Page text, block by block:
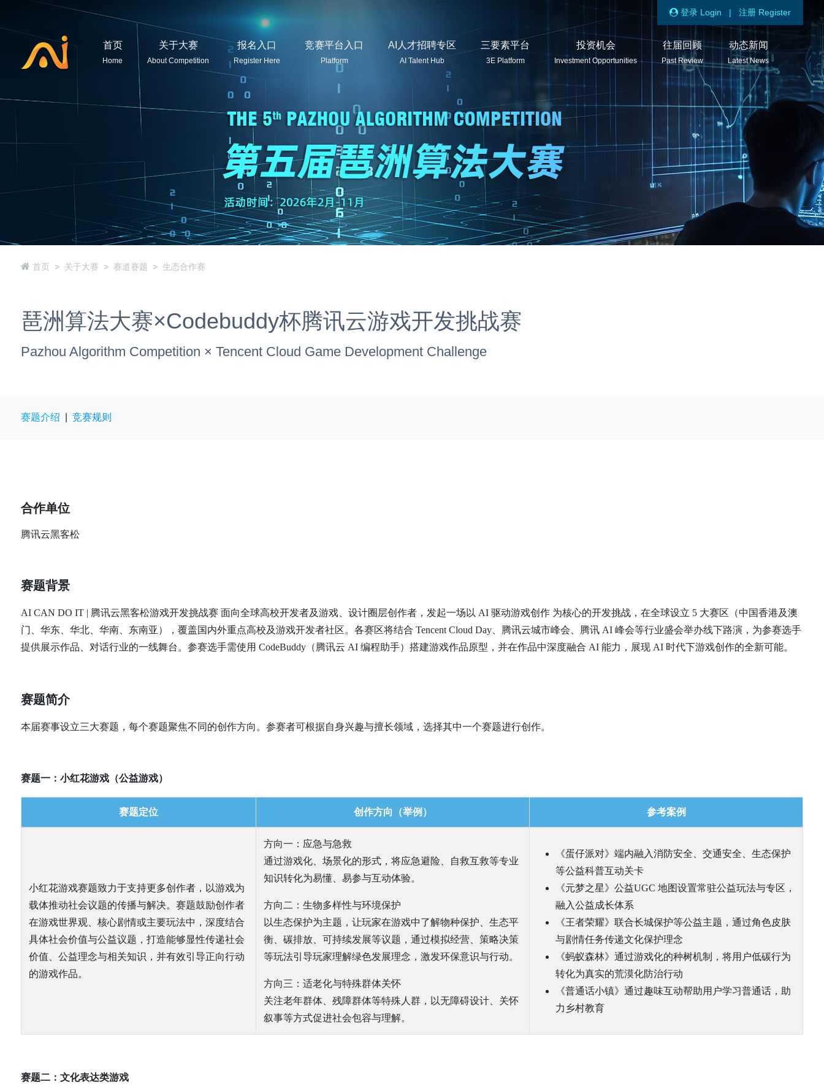
登录 Login | 注册 Register
首页
Home
关于大赛
About Competition
报名入口
Register Here
竞赛平台入口
Platform
AI人才招聘专区
AI Talent Hub
三要素平台
3E Platform
投资机会
Investment Opportunities
往届回顾
Past Review
动态新闻
Latest News
首页 关于大赛 赛道赛题 生态合作赛
琶洲算法大赛×Codebuddy杯腾讯云游戏开发挑战赛
Pazhou Algorithm Competition × Tencent Cloud Game Development Challenge
赛题介绍 竞赛规则
合作单位
腾讯云黑客松
赛题背景
AI CAN DO IT | 腾讯云黑客松游戏开发挑战赛 面向全球高校开发者及游戏、设计圈层创作者，发起一场以 AI 驱动游戏创作 为核心的开发挑战，在全球设立 5 大赛区（中国香港及澳
门、华东、华北、华南、东南亚），覆盖国内外重点高校及游戏开发者社区。各赛区将结合 Tencent Cloud Day、腾讯云城市峰会、腾讯 AI 峰会等行业盛会举办线下路演，为参赛选手
提供展示作品、对话行业的一线舞台。参赛选手需使用 CodeBuddy（腾讯云 AI 编程助手）搭建游戏作品原型，并在作品中深度融合 AI 能力，展现 AI 时代下游戏创作的全新可能。
赛题简介
本届赛事设立三大赛题，每个赛题聚焦不同的创作方向。参赛者可根据自身兴趣与擅长领域，选择其中一个赛题进行创作。
赛题一：小红花游戏（公益游戏）
赛题定位 创作方向（举例） 参考案例
小红花游戏赛题致力于支持更多创作者，以游戏为
载体推动社会议题的传播与解决。赛题鼓励创作者
在游戏世界观、核心剧情或主要玩法中，深度结合
具体社会价值与公益议题，打造能够显性传递社会
价值、公益理念与相关知识，并有效引导正向行动
的游戏作品。
方向一：应急与急救
通过游戏化、场景化的形式，将应急避险、自救互救等专业
知识转化为易懂、易参与互动体验。
方向二：生物多样性与环境保护
以生态保护为主题，让玩家在游戏中了解物种保护、生态平
衡、碳排放、可持续发展等议题，通过模拟经营、策略决策
等玩法引导玩家理解绿色发展理念，激发环保意识与行动。
方向三：适老化与特殊群体关怀
关注老年群体、残障群体等特殊人群，以无障碍设计、关怀
叙事等方式促进社会包容与理解。
《蛋仔派对》端内融入消防安全、交通安全、生态保护
等公益科普互动关卡
《元梦之星》公益UGC 地图设置常驻公益玩法与专区，
融入公益成长体系
《王者荣耀》联合长城保护等公益主题，通过角色皮肤
与剧情任务传递文化保护理念
《蚂蚁森林》通过游戏化的种树机制，将用户低碳行为
转化为真实的荒漠化防治行动
《普通话小镇》通过趣味互动帮助用户学习普通话，助
力乡村教育
赛题二：文化表达类游戏